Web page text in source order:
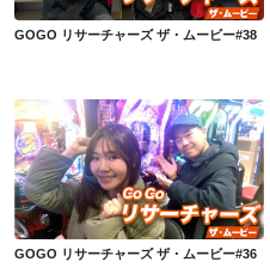
GOGO リサーチャーズ ザ・ムービー#38
GOGO リサーチャーズ ザ・ムービー#36
GOGO リサーチャーズ ザ・ムービー#36